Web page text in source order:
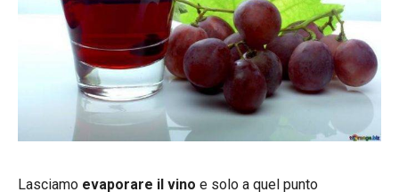
Lasciamo evaporare il vino e solo a quel punto